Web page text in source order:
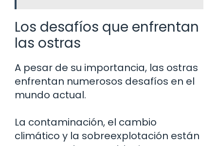
Los desafíos que enfrentan
las ostras
A pesar de su importancia, las ostras
enfrentan numerosos desafíos en el
mundo actual.
La contaminación, el cambio
climático y la sobreexplotación están